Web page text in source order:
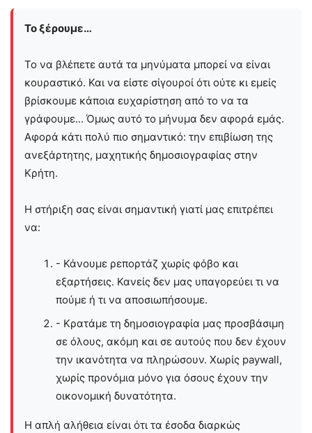
Το ξέρουμε…
Το να βλέπετε αυτά τα μηνύματα μπορεί να είναι
κουραστικό. Και να είστε σίγουροί ότι ούτε κι εμείς
βρίσκουμε κάποια ευχαρίστηση από το να τα
γράφουμε... Όμως αυτό το μήνυμα δεν αφορά εμάς.
Αφορά κάτι πολύ πιο σημαντικό: την επιβίωση της
ανεξάρτητης, μαχητικής δημοσιογραφίας στην
Kρήτη.
Η στήριξη σας είναι σημαντική γιατί μας επιτρέπει
να:
- Κάνουμε ρεπορτάζ χωρίς φόβο και
εξαρτήσεις. Κανείς δεν μας υπαγορεύει τι να
πούμε ή τι να αποσιωπήσουμε.
- Κρατάμε τη δημοσιογραφία μας προσβάσιμη
σε όλους, ακόμη και σε αυτούς που δεν έχουν
την ικανότητα να πληρώσουν. Χωρίς paywall,
χωρίς προνόμια μόνο για όσους έχουν την
οικονομική δυνατότητα.
Η απλή αλήθεια είναι ότι τα έσοδα διαρκώς